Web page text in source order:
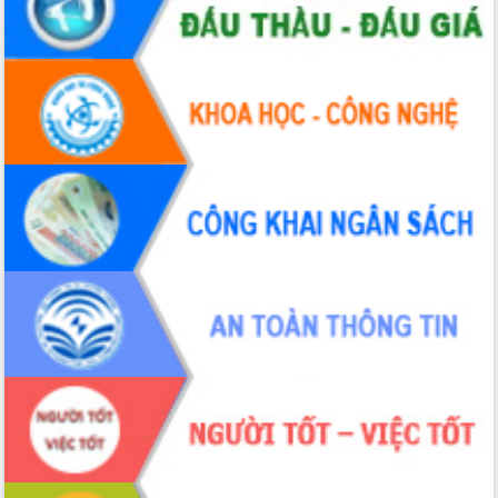
Hội thảo khoa học “Giải pháp thúc đẩy
phát triển nền kinh tế xanh tại tỉnh
Đắk Lắk”
Tăng cường giám sát, đôn đốc thực
hiện nhiệm vụ quản lý tài sản công
hàng tuần
Tháo gỡ những vướng mắc, đẩy mạnh
công tác cải cách thủ tục hành chính
tại Trung tâm Phục vụ hành chính
công tỉnh
Đắk Lắk: Tôn vinh 46 giải pháp tại Hội
thi Sáng tạo Kỹ thuật 2024 - 2025
Đắk Lắk rà soát, điều chỉnh Đề án 190
về phát triển nuôi trồng thủy sản
Phó Chủ tịch UBND tỉnh Đắk Lắk
Trương Công Thái kiểm tra thực địa
Dự án cao tốc Khánh Hòa - Buôn Ma
Thuột
Định vị cà phê Việt Nam như một “di
sản sống” trong dòng chảy toàn cầu